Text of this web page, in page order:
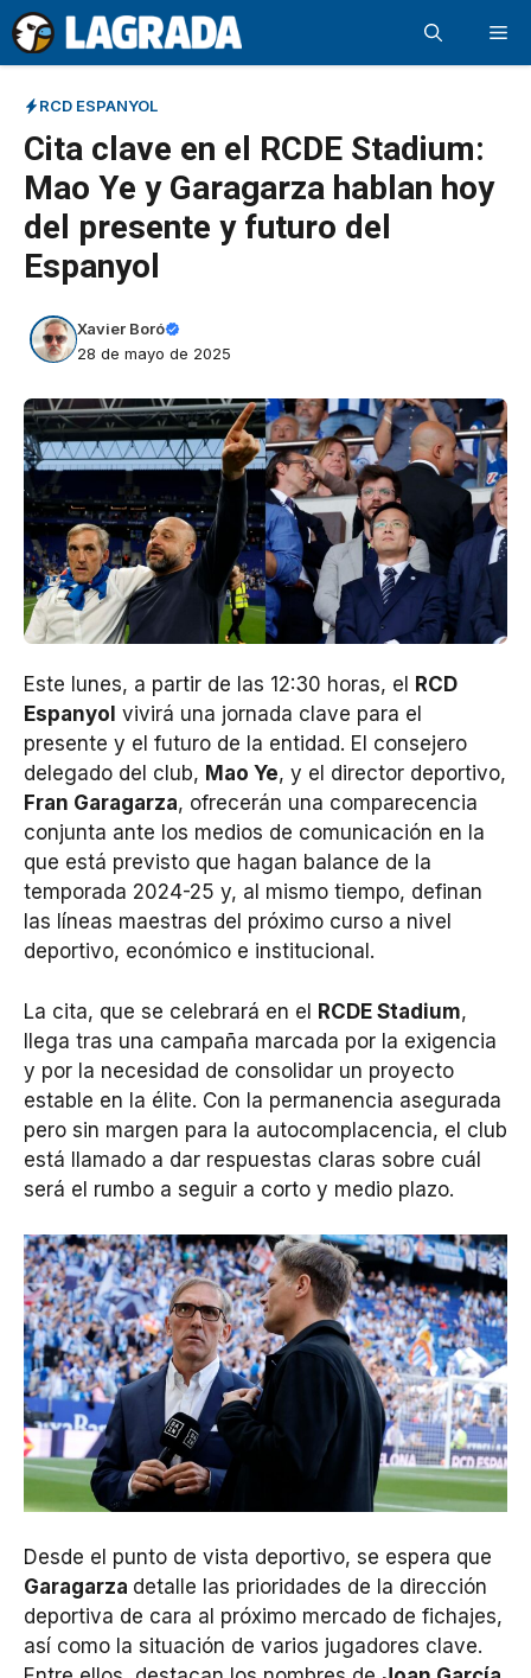
Saltar
al
contenido
RCD ESPANYOL
Cita clave en el RCDE Stadium:
Mao Ye y Garagarza hablan hoy
del presente y futuro del
Espanyol
Xavier Boró
28 de mayo de 2025
Este lunes, a partir de las 12:30 horas, el
RCD
Espanyol vivirá una jornada clave para el
presente y el futuro de la entidad. El consejero
delegado del club, Mao Ye, y el director deportivo,
Fran Garagarza, ofrecerán una comparecencia
conjunta ante los medios de comunicación en la
que está previsto que hagan balance de la
temporada 2024-25 y, al mismo tiempo, definan
las líneas maestras del próximo curso a nivel
deportivo, económico e institucional.
La cita, que se celebrará en el RCDE Stadium,
llega tras una campaña marcada por la exigencia
y por la necesidad de consolidar un proyecto
estable en la élite. Con la permanencia asegurada
pero sin margen para la autocomplacencia, el club
está llamado a dar respuestas claras sobre cuál
será el rumbo a seguir a corto y medio plazo.
Desde el punto de vista deportivo, se espera que
Garagarza detalle las prioridades de la dirección
deportiva de cara al próximo mercado de fichajes,
así como la situación de varios jugadores clave.